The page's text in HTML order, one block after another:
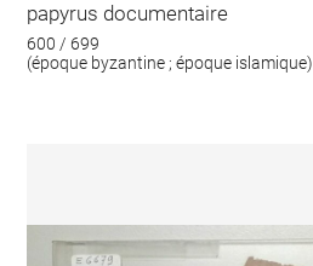
papyrus documentaire
600 / 699
(époque byzantine ; époque islamique)